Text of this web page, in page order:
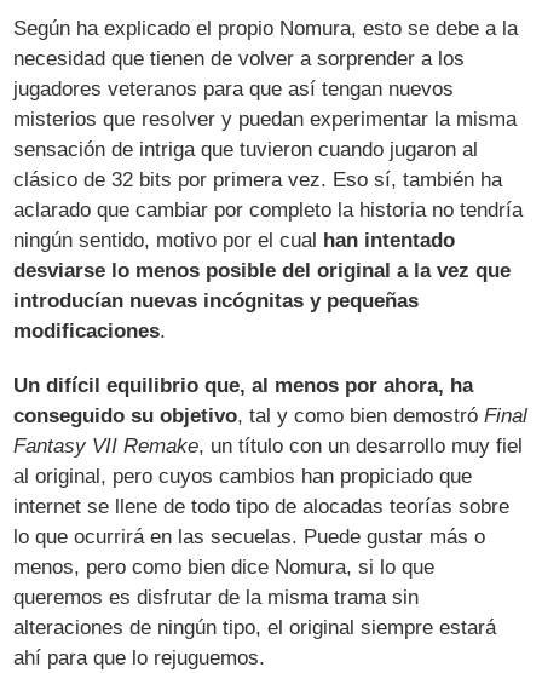
Según ha explicado el propio Nomura, esto se debe a la
necesidad que tienen de volver a sorprender a los
jugadores veteranos para que así tengan nuevos
misterios que resolver y puedan experimentar la misma
sensación de intriga que tuvieron cuando jugaron al
clásico de 32 bits por primera vez. Eso sí, también ha
aclarado que cambiar por completo la historia no tendría
ningún sentido, motivo por el cual han intentado
desviarse lo menos posible del original a la vez que
introducían nuevas incógnitas y pequeñas
modificaciones.
Un difícil equilibrio que, al menos por ahora, ha
conseguido su objetivo, tal y como bien demostróFinal
Fantasy VII Remake, un título con un desarrollo muy fiel
al original, pero cuyos cambios han propiciado que
internet se llene de todo tipo de alocadas teorías sobre
lo que ocurrirá en las secuelas. Puede gustar más o
menos, pero como bien dice Nomura, si lo que
queremos es disfrutar de la misma trama sin
alteraciones de ningún tipo, el original siempre estará
ahí para que lo rejuguemos.